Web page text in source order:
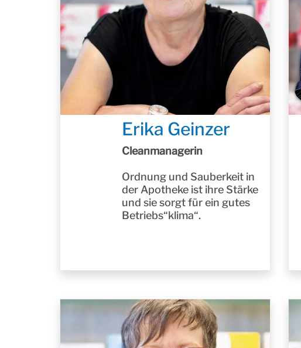
Erika Geinzer
Cleanmanagerin
Ordnung und Sauberkeit in
der Apotheke ist ihre Stärke
und sie sorgt für ein gutes
Betriebs“klima“.